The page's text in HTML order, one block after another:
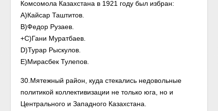
Комсомола Казахстана в 1921 году был избран:
А)Кайсар Таштитов.
В)Федор Рузаев.
+С)Гани Муратбаев.
D)Турар Рыскулов.
E)Мирасбек Тулепов.
30.Мятежный район, куда стекались недовольные
политикой коллективизации не только юга, но и
Центрального и Западного Казахстана.